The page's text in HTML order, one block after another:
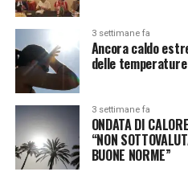
3 settimane fa
Ancora caldo
delle temperature
3 settimane fa
ONDATA DI
“NON
BUONE NORME”